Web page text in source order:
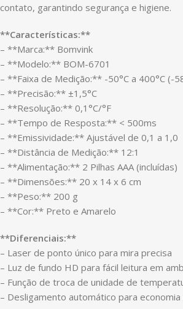
contato, garantindo segurança e higiene.
**Características:**
– **Marca:** Bomvink
– **Modelo:** BOM-6701
– **Faixa de Medição:** -50°C a 400°C (-
– **Precisão:** ±1,5°C
– **Resolução:** 0,1°C/°F
– **Tempo de Resposta:** < 500ms
– **Emissividade:** Ajustável de 0,1 a 1,0
– **Distância de Medição:** 12:1
– **Alimentação:** 2 Pilhas AAA (incluídas)
– **Dimensões:** 20 x 14 x 6 cm
– **Peso:** 200 g
– **Cor:** Preto e Amarelo
**Diferenciais:**
– Laser de ponto único para mira precisa
– Luz de fundo HD para fácil leitura em
– Função de troca de unidade de
– Desligamento automático para